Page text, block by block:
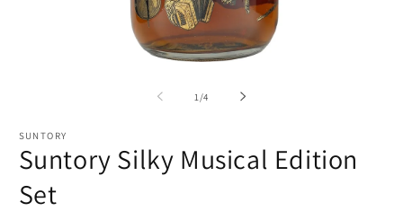
1 /von
4
SUNTORY
Suntory Silky Musical Edition
Set